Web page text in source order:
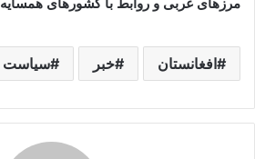
مرزهای غربی و روابط با کشورهای همسایه
افغانستان خبر سیاست